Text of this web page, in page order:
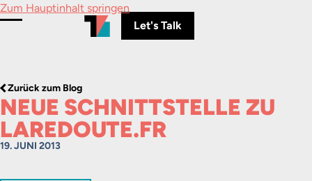
Zum Hauptinhalt springen
Menü umschalten
Let's Talk
Zurück zum Blog
NEUE SCHNITTSTELLE ZU
LAREDOUTE.FR
19. JUNI 2013